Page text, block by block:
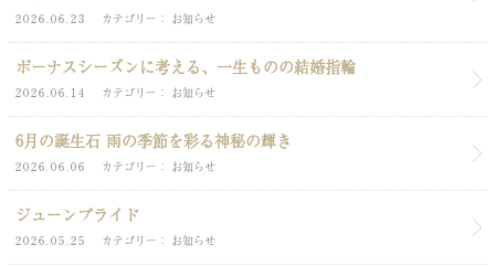
2026.06.23 カテゴリー お知らせ
ボーナスシーズンに考える、一生ものの結婚指輪
2026.06.14 カテゴリー お知らせ
6月の誕生石 雨の季節を彩る神秘の輝き
2026.06.06 カテゴリー お知らせ
ジューンブライド
2026.05.25 カテゴリー お知らせ